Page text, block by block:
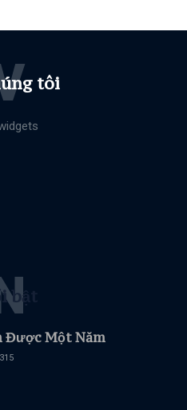
tôi
bật
Được Một Năm